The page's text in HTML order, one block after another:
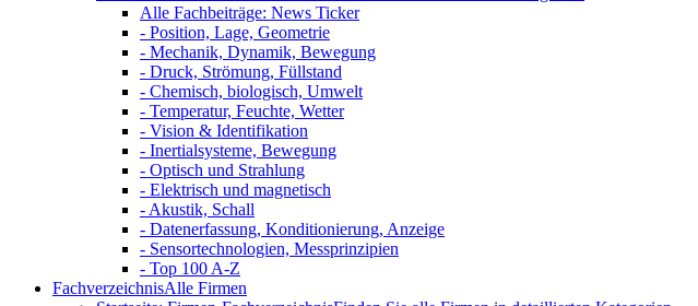
Alle Fachbeiträge: News Ticker
- Position, Lage, Geometrie
- Mechanik, Dynamik, Bewegung
- Druck, Strömung, Füllstand
- Chemisch, biologisch, Umwelt
- Temperatur, Feuchte, Wetter
- Vision & Identifikation
- Inertialsysteme, Bewegung
- Optisch und Strahlung
- Elektrisch und magnetisch
- Akustik, Schall
- Datenerfassung, Konditionierung, Anzeige
- Sensortechnologien, Messprinzipien
- Top 100 A-Z
FachverzeichnisAlle Firmen